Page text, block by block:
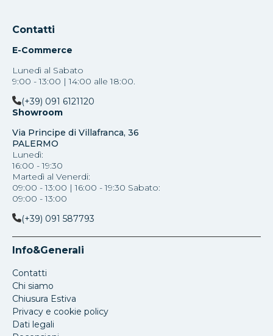
Contatti
E-Commerce
Lunedì al Sabato
9:00 - 13:00 | 14:00 alle 18:00.
(+39) 091 6121120
Showroom
Via Principe di Villafranca, 36
PALERMO
Lunedì:
16:00 - 19:30
Martedì al Venerdi:
09:00 - 13:00 | 16:00 - 19:30 Sabato:
09:00 - 13:00
(+39) 091 587793
Info&Generali
Contatti
Chi siamo
Chiusura Estiva
Privacy e cookie policy
Dati legali